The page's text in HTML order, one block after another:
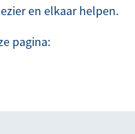
en elkaar helpen.
pagina: